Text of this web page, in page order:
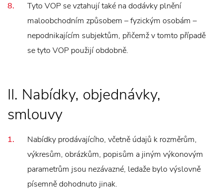
Tyto VOP se vztahují také na dodávky plnění
maloobchodním způsobem – fyzickým osobám –
nepodnikajícím subjektům, přičemž v tomto případě
se tyto VOP použijí obdobně.
II. Nabídky, objednávky,
smlouvy
Nabídky prodávajícího, včetně údajů k rozměrům,
výkresům, obrázkům, popisům a jiným výkonovým
parametrům jsou nezávazné, ledaže bylo výslovně
písemně dohodnuto jinak.